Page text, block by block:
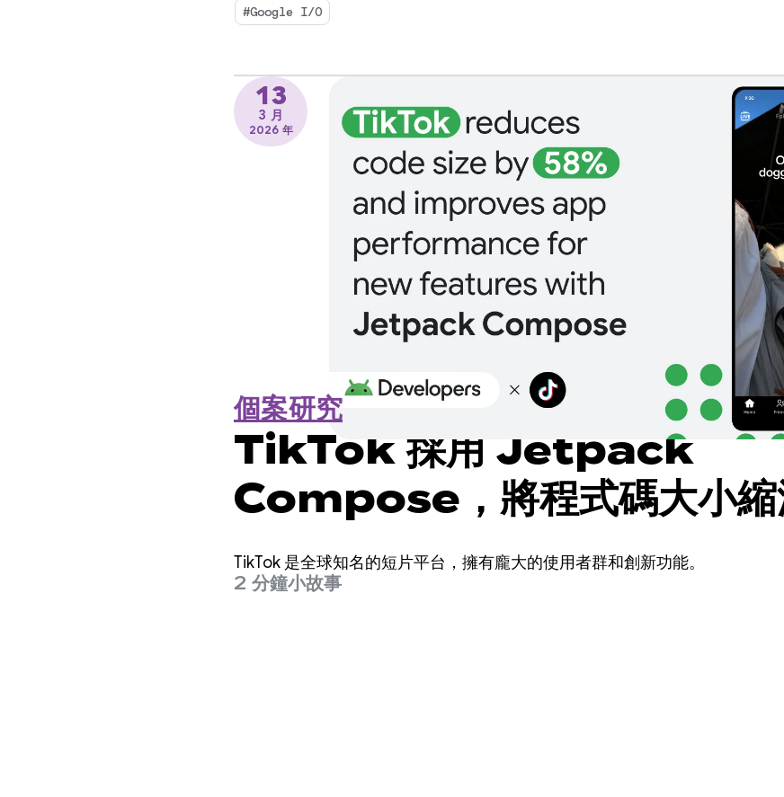
#Google I/O
13
3 月
2026 年
個案研究
TikTok 採用 Jetpack
Compose，將程式碼大小縮
58%，並提升新功能的應用程
TikTok 是全球知名的短片平台，擁有龐大的使用者群和創新功能。
2 分鐘小故事